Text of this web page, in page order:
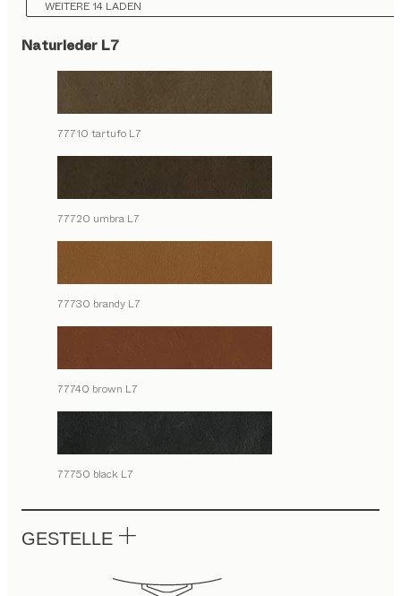
WEITERE 14 LADEN
Naturleder L7
77710 tartufo L7
77720 umbra L7
77730 brandy L7
77740 brown L7
77750 black L7
GESTELLE